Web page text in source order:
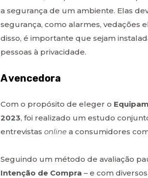
a segurança de um ambiente. Elas
segurança, como alarmes, vedações
disso, é importante que sejam
pessoas à privacidade.
A vencedora
Com o propósito de eleger o
2023, foi realizado um estudo
entrevistas online a consumidores
Seguindo um método de avaliação
Intenção de Compra – e com